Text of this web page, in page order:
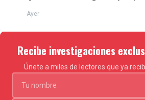
Ayer
Recibe investigaciones
Únete a miles de lectores que ya